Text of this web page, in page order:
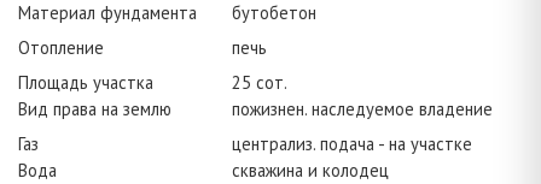
Материал фундамента
бутобетон
Отопление
печь
Площадь участка
25 сот.
Вид права на землю
пожизнен. наследуемое владение
Газ
централиз. подача - на участке
Вода
скважина и колодец